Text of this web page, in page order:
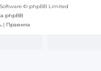
© phpBB Limited
phpBB
| Правила